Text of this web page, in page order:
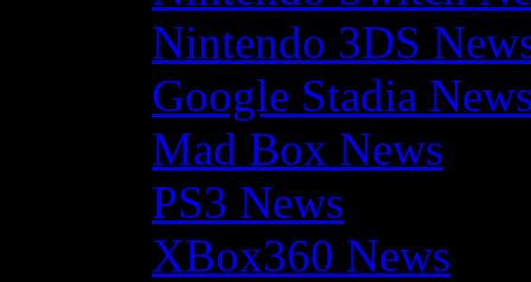
Nintendo 3DS
Google Stadia
Mad Box News
PS3 News
XBox360 News